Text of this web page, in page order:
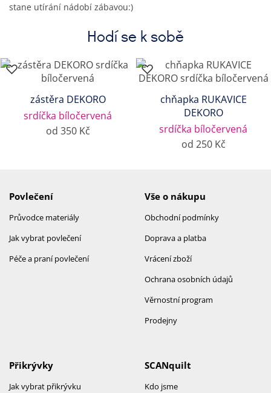
stane utírání nádobí zábavou:)
Hodí se k sobě
zástěra DEKORO
srdíčka bíločervená
od 350 Kč
chňapka RUKAVICE
DEKORO
srdíčka bíločervená
od 250 Kč
Povlečení
Průvodce materiály
Jak vybrat povlečení
Péče a praní povlečení
Vše o nákupu
Obchodní podmínky
Doprava a platba
Vrácení zboží
Ochrana osobních údajů
Věrnostní program
Prodejny
SCANquilt
Kdo jsme
Přikrývky
Jak vybrat přikrývku